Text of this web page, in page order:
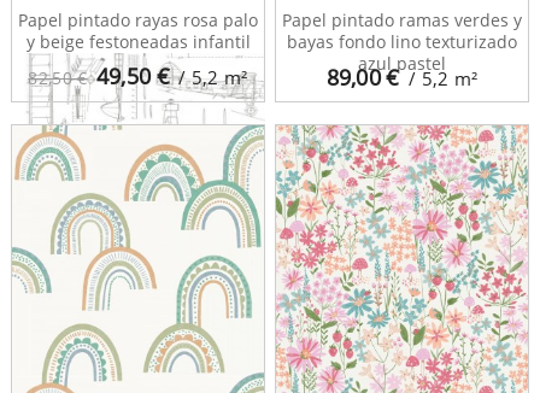
College 128812
82,50 € 49,50€ / 5,2m²
Papel pintado rayas rosa palo
y beige festoneadas infantil
89,00€ / 5,2 m²
Papel pintado ramas verdes y
bayas fondo lino texturizado
azul pastel